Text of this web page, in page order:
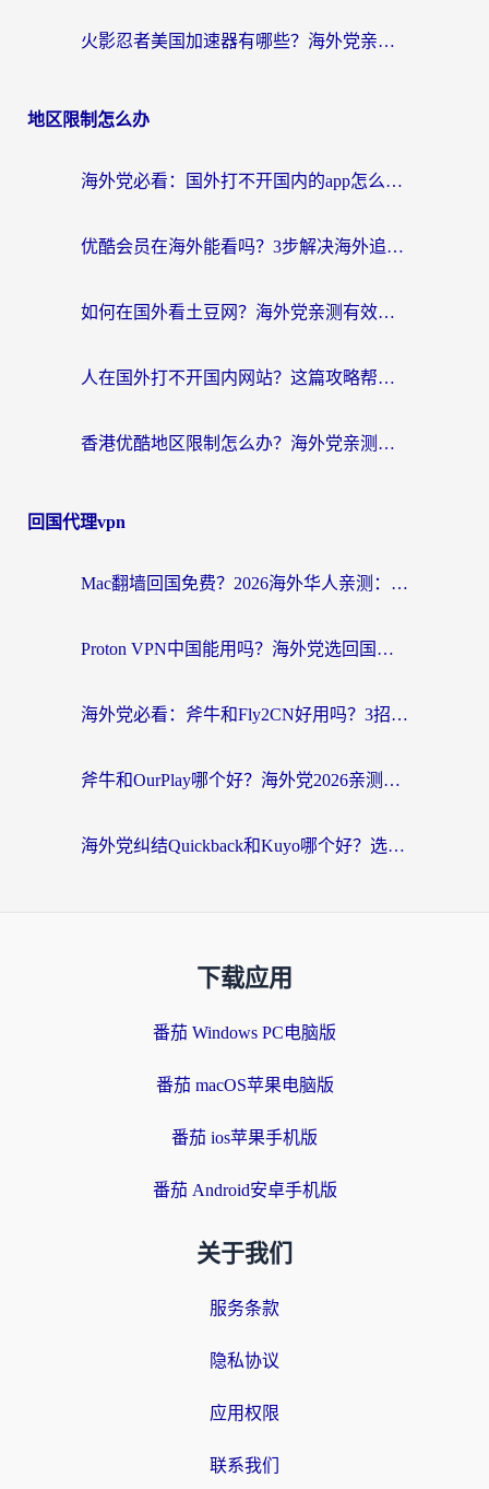
火影忍者美国加速器有哪些？海外党亲测的国服游戏加速全攻略（含菲律宾玩三国之刃守望黎明技巧）
地区限制怎么办
海外党必看：国外打不开国内的app怎么办？3步解决你的乡愁
优酷会员在海外能看吗？3步解决海外追剧难题，附实测好用加速器推荐
如何在国外看土豆网？海外党亲测有效的追剧加速器选择指南
人在国外打不开国内网站？这篇攻略帮你无缝解锁国内资源（附交管12123使用技巧）
香港优酷地区限制怎么办？海外党亲测有效的追剧解决方案
回国代理vpn
Mac翻墙回国免费？2026海外华人亲测：从CCTV5直播到国内APP，这样选加速器才靠谱
Proton VPN中国能用吗？海外党选回国加速器的避坑指南（附番茄加速器实测）
海外党必看：斧牛和Fly2CN好用吗？3招教你选对回国加速器（附免费试用攻略）
斧牛和OurPlay哪个好？海外党2026亲测：选对加速器，国内资源秒加载
海外党纠结Quickback和Kuyo哪个好？选对回国加速器才能无缝刷国内资源
下载应用
番茄 Windows PC电脑版
番茄 macOS苹果电脑版
番茄 ios苹果手机版
番茄 Android安卓手机版
关于我们
服务条款
隐私协议
应用权限
联系我们